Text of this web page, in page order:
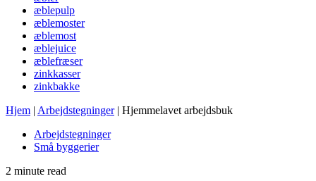
æblepulp
æblemoster
æblemost
æblejuice
æblefræser
zinkkasser
zinkbakke
Hjem | Arbejdstegninger | Hjemmelavet arbejdsbuk
Arbejdstegninger
Små byggerier
2 minute read